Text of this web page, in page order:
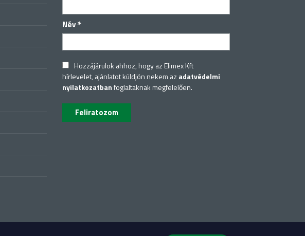
Név*
Hozzájárulok ahhoz, hogy az Elimex Kft
hírlevelet, ajánlatot küldjön nekem az adatvédelmi
nyilatkozatbanfoglaltaknak megfelelően.